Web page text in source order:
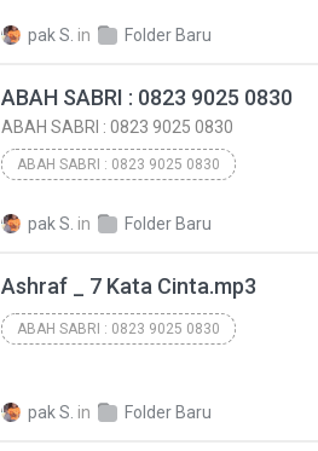
ABAH SABRI : 0823 9025 0830
pak S. in Folder Baru
ABAH SABRI : 0823 9025 0830
ABAH SABRI : 0823 9025 0830
ABAH SABRI : 0823 9025 0830
pak S. in Folder Baru
Ashraf _ 7 Kata Cinta.mp3
ABAH SABRI : 0823 9025 0830
ABAH SABRI : 0823 9025 0830
pak S. in Folder Baru